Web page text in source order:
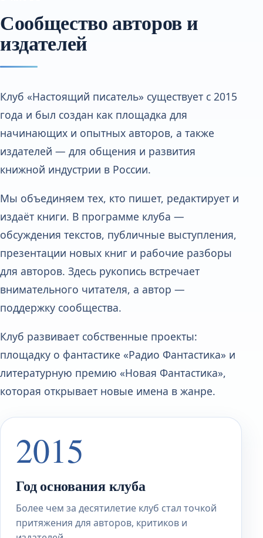
Сообщество авторов и
издателей
Клуб «Настоящий писатель» существует с 2015
года и был создан как площадка для
начинающих и опытных авторов, а также
издателей — для общения и развития
книжной индустрии в России.
Мы объединяем тех, кто пишет, редактирует и
издаёт книги. В программе клуба —
обсуждения текстов, публичные выступления,
презентации новых книг и рабочие разборы
для авторов. Здесь рукопись встречает
внимательного читателя, а автор —
поддержку сообщества.
Клуб развивает собственные проекты:
площадку о фантастике «Радио Фантастика» и
литературную премию «Новая Фантастика»,
которая открывает новые имена в жанре.
2015
Год основания клуба
Более чем за десятилетие клуб стал точкой
притяжения для авторов, критиков и